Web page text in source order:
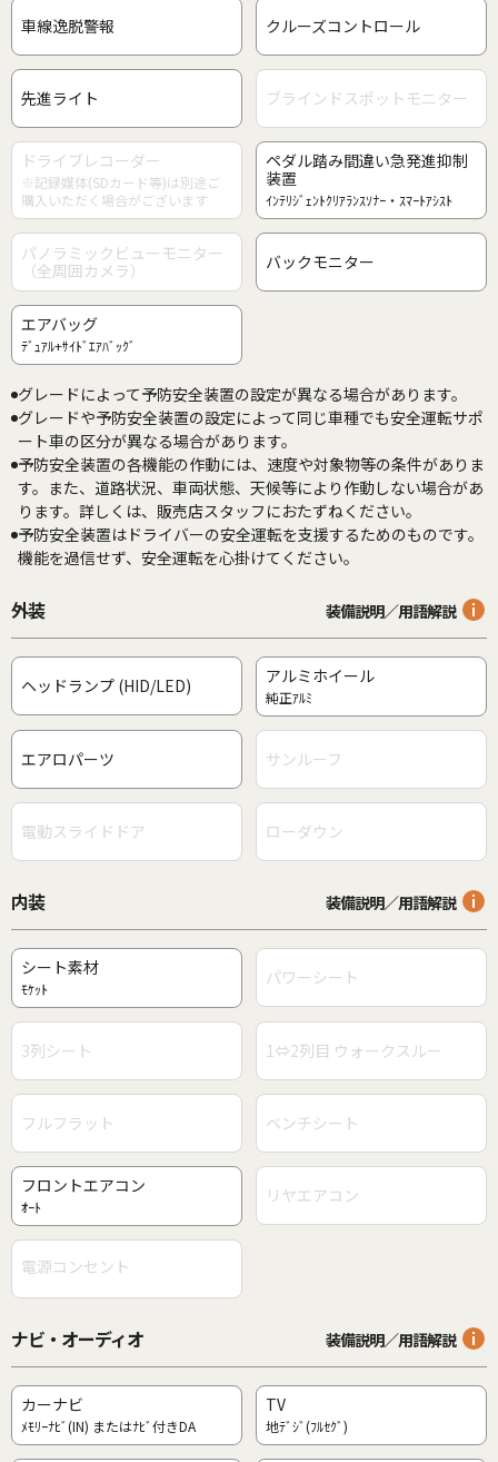
車線逸脱警報 クルーズコントロール
先進ライト ブラインドスポットモニター
ドライブレコーダー
※記録媒体(SDカード等)は別途ご
購入いただく場合がございます
ペダル踏み間違い急発進抑制
装置
ｲﾝﾃﾘｼﾞｪﾝﾄｸﾘｱﾗﾝｽｿﾅｰ・ｽﾏｰﾄｱｼｽﾄ
パノラミックビューモニター
（全周囲カメラ）
バックモニター
エアバッグ
ﾃﾞｭｱﾙ+ｻｲﾄﾞｴｱﾊﾞｯｸﾞ
グレードによって予防安全装置の設定が異なる場合があります。
グレードや予防安全装置の設定によって同じ車種でも安全運転サポ
ート車の区分が異なる場合があります。
予防安全装置の各機能の作動には、速度や対象物等の条件がありま
す。また、道路状況、車両状態、天候等により作動しない場合があ
ります。詳しくは、販売店スタッフにおたずねください。
予防安全装置はドライバーの安全運転を支援するためのものです。
機能を過信せず、安全運転を心掛けてください。
外装 装備説明／用語解説
ヘッドランプ (HID/LED) アルミホイール
純正ｱﾙﾐ
エアロパーツ サンルーフ
電動スライドドア ローダウン
内装 装備説明／用語解説
シート素材
ﾓｹｯﾄ パワーシート
3列シート 1⇔2列目 ウォークスルー
フルフラット ベンチシート
フロントエアコン
ｵｰﾄ リヤエアコン
電源コンセント
ナビ・オーディオ 装備説明／用語解説
カーナビ
ﾒﾓﾘｰﾅﾋﾞ(IN) またはﾅﾋﾞ付きDA
TV
地ﾃﾞｼﾞ(ﾌﾙｾｸﾞ)